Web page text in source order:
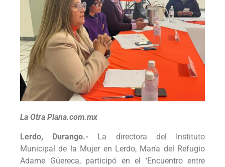
La Otra Plana.com.mx
Lerdo, Durango.- La directora del Instituto
Municipal de la Mujer en Lerdo, María del Refugio
Adame Güereca, participó en el ‘Encuentro entre